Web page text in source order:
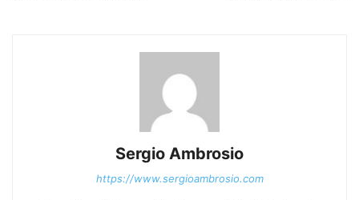
Sergio Ambrosio
https://www.sergioambrosio.com